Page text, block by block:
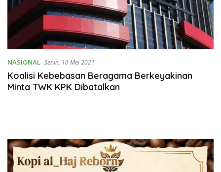
NASIONAL Senin, 10 Mei 2021
Koalisi Kebebasan Beragama Berkeyakinan
Minta TWK KPK Dibatalkan